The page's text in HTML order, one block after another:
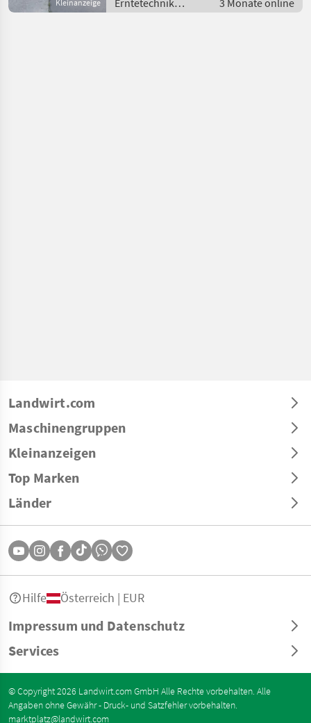
Kleinanzeige
Erntetechnik
Grünland /
3 Monate online
Landwirt.com
Maschinengruppen
Kleinanzeigen
Top Marken
Länder
Impressum und Datenschutz
Services
Hilfe Österreich | EUR
© Copyright 2026 Landwirt.com GmbH Alle Rechte vorbehalten. Alle
Angaben ohne Gewähr - Druck- und Satzfehler vorbehalten.
marktplatz@landwirt.com